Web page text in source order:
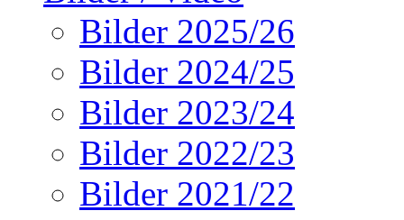
Bilder 2025/26
Bilder 2024/25
Bilder 2023/24
Bilder 2022/23
Bilder 2021/22